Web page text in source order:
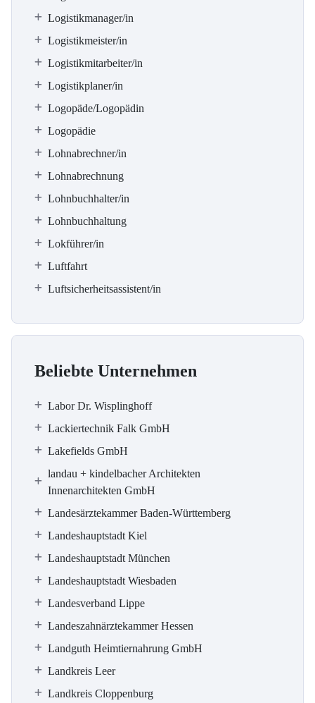
Logistikmanager/in
Logistikmeister/in
Logistikmitarbeiter/in
Logistikplaner/in
Logopäde/Logopädin
Logopädie
Lohnabrechner/in
Lohnabrechnung
Lohnbuchhalter/in
Lohnbuchhaltung
Lokführer/in
Luftfahrt
Luftsicherheitsassistent/in
Beliebte Unternehmen
Labor Dr. Wisplinghoff
Lackiertechnik Falk GmbH
Lakefields GmbH
landau + kindelbacher Architekten
Innenarchitekten GmbH
Landesärztekammer Baden-Württemberg
Landeshauptstadt Kiel
Landeshauptstadt München
Landeshauptstadt Wiesbaden
Landesverband Lippe
Landeszahnärztekammer Hessen
Landguth Heimtiernahrung GmbH
Landkreis Leer
Landkreis Cloppenburg